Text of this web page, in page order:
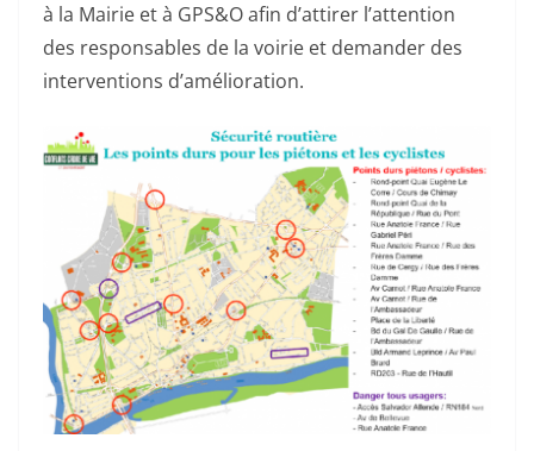
à la Mairie et à GPS&O afin d’attirer l’attention
des responsables de la voirie et demander des
interventions d’amélioration.